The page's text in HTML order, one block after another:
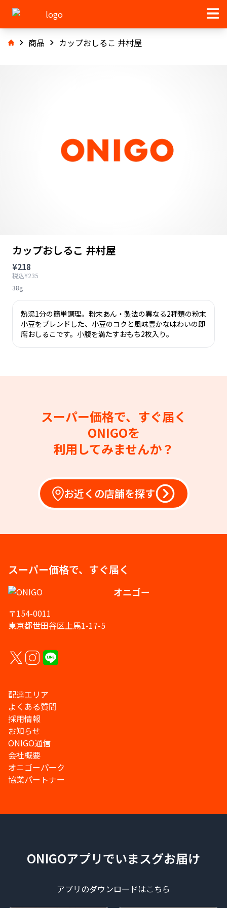
商品 カップおしるこ 井村屋
カップおしるこ 井村屋
¥218
税込¥235
38g
熱湯1分の簡単調理。粉末あん・製法の異なる2種類の粉末
小豆をブレンドした、小豆のコクと風味豊かな味わいの即
席おしるこです。小腹を満たすおもち2枚入り。
スーパー価格で、すぐ届く
ONIGOを
利用してみませんか？
お近くの店舗を探す
スーパー価格で、すぐ届く
オニゴー
〒154-0011
東京都世田谷区上馬1-17-5
配達エリア
よくある質問
採用情報
お知らせ
ONIGO通信
会社概要
オニゴーパーク
協業パートナー
ONIGOアプリでいまスグお届け
アプリのダウンロードはこちら